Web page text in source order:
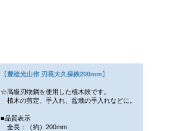
【豊稔光山作 刃長大久保鋏200mm】
☆高級刃物鋼を使用した植木鋏です。
植木の剪定、手入れ、盆栽の手入れなどに。
■品質表示
全長：（約）200mm